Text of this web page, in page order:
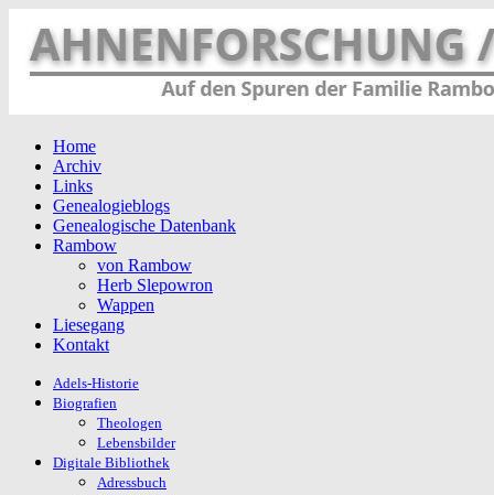
Home
Archiv
Links
Genealogieblogs
Genealogische Datenbank
Rambow
von Rambow
Herb Slepowron
Wappen
Liesegang
Kontakt
Adels-Historie
Biografien
Theologen
Lebensbilder
Digitale Bibliothek
Adressbuch